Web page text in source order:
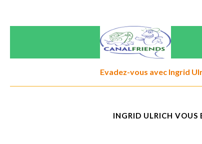
Evadez-vous avec Ingrid
INGRID ULRICH